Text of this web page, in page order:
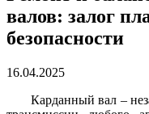
валов: залог
безопасности
16.04.2025
Карданный вал –